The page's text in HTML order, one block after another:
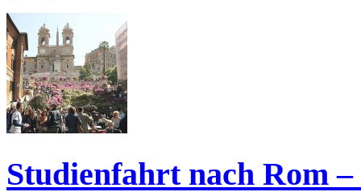
Studienfahrt nach Rom